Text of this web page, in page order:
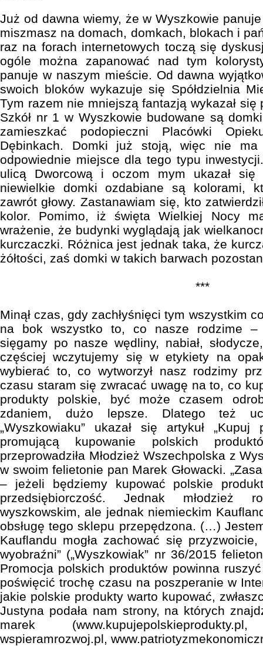
Już od dawna wiemy, że w Wyszkowie
miszmasz na domach, domkach, blokach i
raz na forach internetowych toczą się
ogóle można zapanować nad tym
panuje w naszym mieście. Od dawna
swoich bloków wykazuje się Spółdzielnia
Tym razem nie mniejszą fantazją wykazał się
Szkół nr 1 w Wyszkowie budowane są
zamieszkać podopieczni Placówki
Dębinkach. Domki już stoją, więc nie
odpowiednie miejsce dla tego typu
ulicą Dworcową i oczom mym ukazał się
niewielkie domki ozdabiane są kolorami,
zawrót głowy. Zastanawiam się, kto
kolor. Pomimo, iż święta Wielkiej Nocy
wrażenie, że budynki wyglądają jak
kurczaczki. Różnica jest jednak taka, że
żółtości, zaś domki w takich barwach
***
Minął czas, gdy zachłyśnięci tym wszystkim
na bok wszystko to, co nasze rodzime –
sięgamy po nasze wędliny, nabiał,
częściej wczytujemy się w etykiety na
wybierać to, co wytworzył nasz rodzimy
czasu staram się zwracać uwagę na to, co
produkty polskie, być może czasem
zdaniem, dużo lepsze. Dlatego też
„Wyszkowiaku” ukazał się artykuł „Kupuj
promującą kupowanie polskich
przeprowadziła Młodzież Wszechpolska z
w swoim felietonie pan Marek Głowacki.
– jeżeli będziemy kupować polskie
przedsiębiorczość. Jednak młodzież
wyszkowskim, ale jednak niemieckim
obsługę tego sklepu przepędzona. (…)
Kauflandu mogła zachować się
wyobraźni” („Wyszkowiak” nr 36/2015
Promocja polskich produktów powinna
poświęcić trochę czasu na poszperanie w
jakie polskie produkty warto kupować,
Justyna podała nam strony, na których
marek (www.kupujepolskieprodukty.pl,
wspieramrozwoj.pl,